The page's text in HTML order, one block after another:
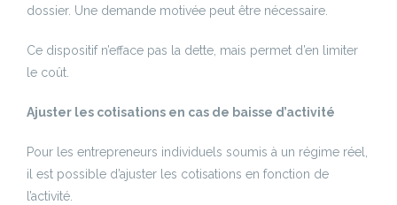
dossier. Une demande motivée peut être nécessaire.
Ce dispositif n’efface pas la dette, mais permet d’en limiter
le coût.
Ajuster les cotisations en cas de baisse d’activité
Pour les entrepreneurs individuels soumis à un régime réel,
il est possible d’ajuster les cotisations en fonction de
l’activité.